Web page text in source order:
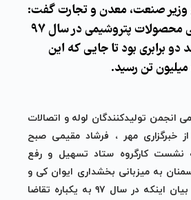
وزیر صنعت، معدن و تجارت گفت:
میزان تقاضای برخی محصولات پتروشیمی در سال ۹۷
دو برابری بود تا جایی که این
میلیون تن رسید.
انجمن تولیدکنندگان لوله و اتصالات
خبرگزاری مهر ، فرشاد مقیمی صبح
نشست کارگروه ستاد تسهیل و رفع
به میزبانی بخشداری ایوان کی و
در جمع خبرنگاران با بیان اینکه در سال ۹۷ به یکباره تقاضا